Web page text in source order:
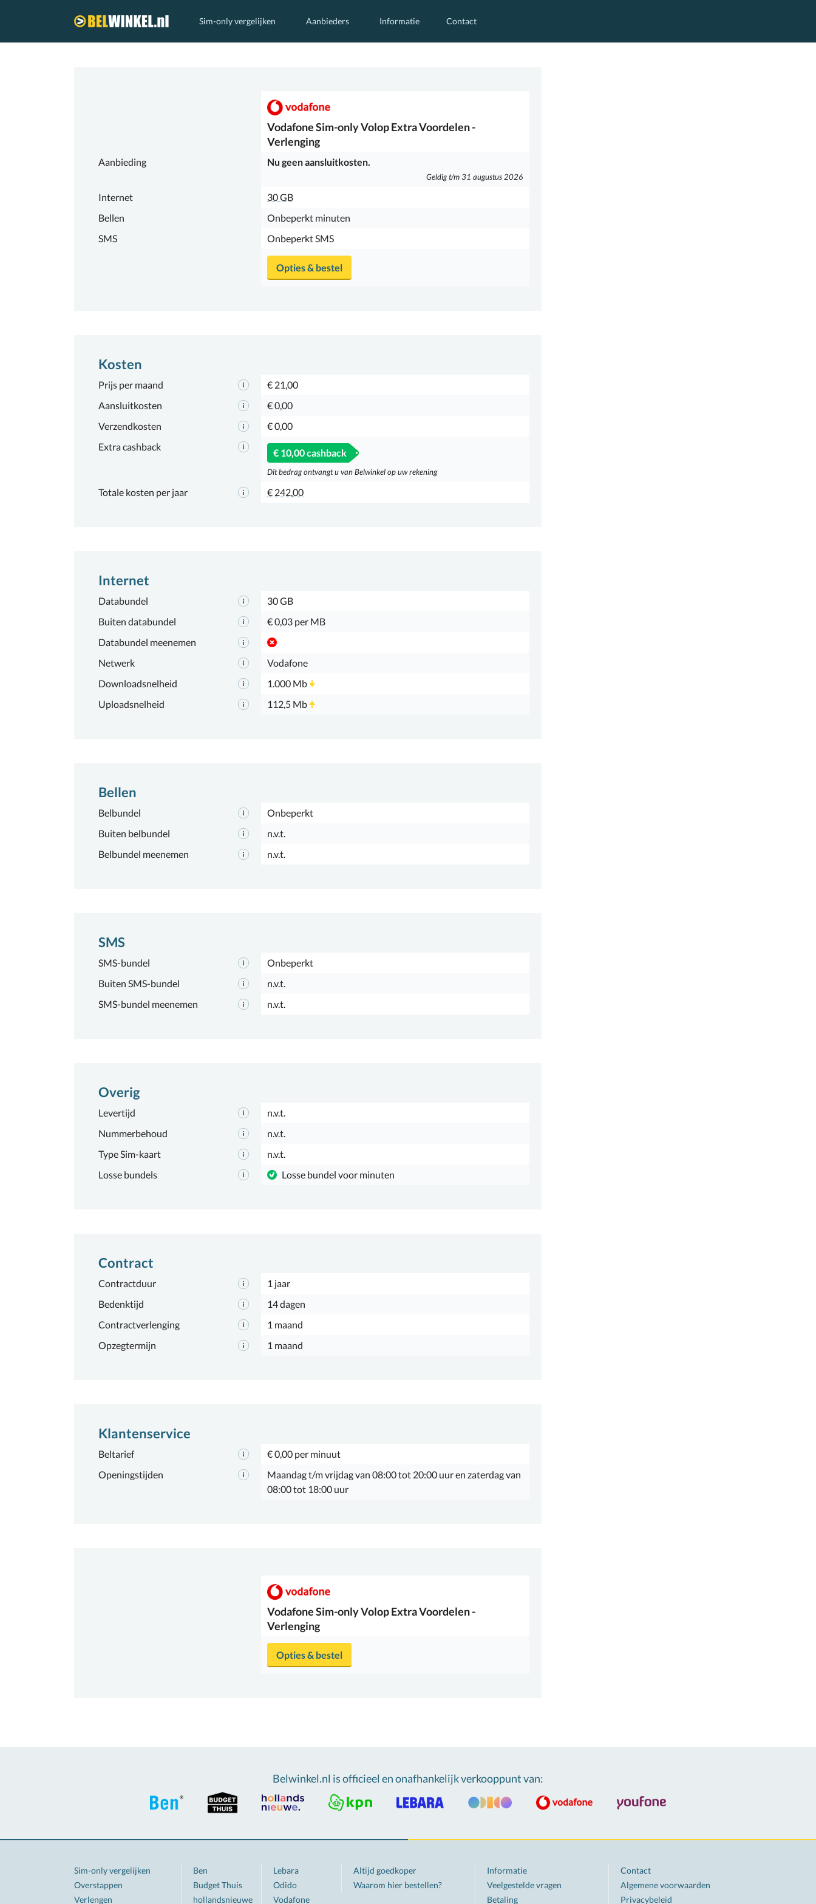
Sim-only vergelijken Aanbieders Informatie Contact
VodafoneSim-only Volop Extra Voordelen -
Verlenging
Aanbieding Nu geen aansluitkosten.
Geldig t/m 31 augustus 2026
Internet
30 GB
Bellen
Onbeperkt minuten
SMS
Onbeperkt SMS
Opties & bestel
Kosten
Prijs per maand
€ 21,00
Aansluitkosten
€ 0,00
Verzendkosten
€ 0,00
Extra cashback
€ 10,00 cashback
Dit bedrag ontvangt u van Belwinkel op uw rekening
Totale kosten per jaar € 242,00
Internet
Databundel
30 GB
Buiten databundel
€ 0,03 per MB
Databundel meenemen
Netwerk
Vodafone
Downloadsnelheid
1.000 Mb
Uploadsnelheid
112,5 Mb
Bellen
Belbundel
Onbeperkt
Buiten belbundel
n.v.t.
Belbundel meenemen
n.v.t.
SMS
SMS-bundel
Onbeperkt
Buiten SMS-bundel
n.v.t.
SMS-bundel meenemen
n.v.t.
Overig
Levertijd
n.v.t.
Nummerbehoud
n.v.t.
Type Sim-kaart
n.v.t.
Losse bundels
Losse bundel voor minuten
Contract
Contractduur
1 jaar
Bedenktijd
14 dagen
Contractverlenging
1 maand
Opzegtermijn
1 maand
Klantenservice
Beltarief
€ 0,00 per minuut
Openingstijden
Maandag t/m vrijdag van 08:00 tot 20:00 uur en zaterdag van
08:00 tot 18:00 uur
VodafoneSim-only Volop Extra Voordelen -
Verlenging
Opties & bestel
Belwinkel.nl is officieel en onafhankelijk verkooppunt van:
Sim-only vergelijken
Overstappen
Verlengen
Ben
Budget Thuis
hollandsnieuwe
Lebara
Odido
Vodafone
Altijd goedkoper
Waarom hier bestellen?
Informatie
Veelgestelde vragen
Betaling
Contact
Algemene voorwaarden
Privacybeleid